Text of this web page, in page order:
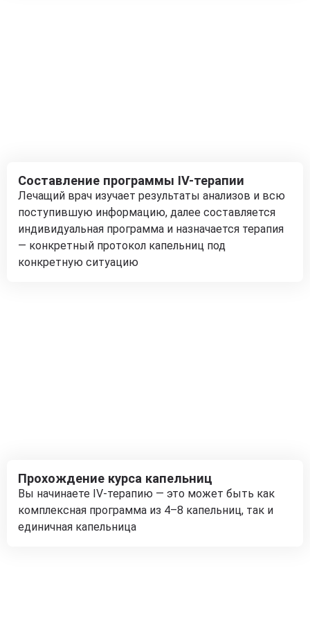
Составление программы IV-терапии
Лечащий врач изучает результаты анализов и всю
поступившую информацию, далее составляется
индивидуальная программа и назначается терапия
— конкретный протокол капельниц под
конкретную ситуацию
Прохождение курса капельниц
Вы начинаете IV-терапию — это может быть как
комплексная программа из 4–8 капельниц, так и
единичная капельница